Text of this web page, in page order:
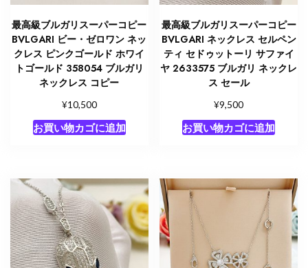
最高級ブルガリスーパーコピー
BVLGARI ビー・ゼロワン ネッ
クレス ピンクゴールド ホワイ
トゴールド 358054 ブルガリ
ネックレス コピー
¥10,500
お買い物カゴに追加
最高級ブルガリスーパーコピー
BVLGARI ネックレス セルペン
ティ セドゥットーリ サファイ
ヤ 2633575 ブルガリ ネックレ
ス セール
¥9,500
お買い物カゴに追加